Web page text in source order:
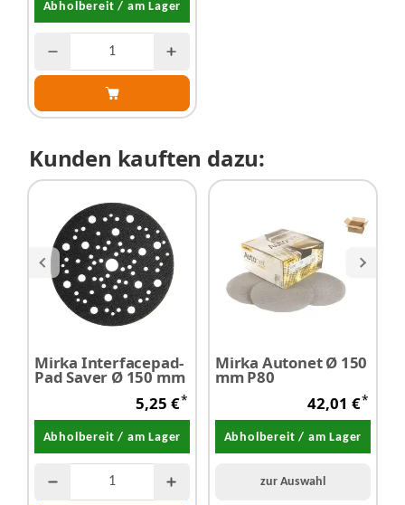
Abholbereit / am Lager
Kunden kauften dazu:
Mirka Interfacepad-
Pad Saver Ø 150 mm
5,25 €*
Abholbereit / am Lager
Mirka Autonet Ø 150
mm P80
42,01 €*
Abholbereit / am Lager
zur Auswahl